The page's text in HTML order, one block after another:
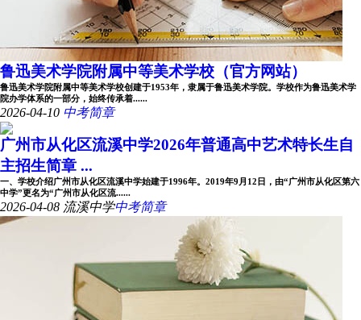
鲁迅美术学院附属中等美术学校（官方网站）
鲁迅美术学院附属中等美术学校创建于1953年，隶属于鲁迅美术学院。学校作为鲁迅美术学
院办学体系的一部分，始终传承着......
2026-04-10 中考简章
广州市从化区流溪中学2026年普通高中艺术特长生自
主招生简章 ...
一、学校介绍广州市从化区流溪中学始建于1996年。2019年9月12日，由“广州市从化区第六
中学”更名为“广州市从化区流......
2026-04-08 流溪中学中考简章